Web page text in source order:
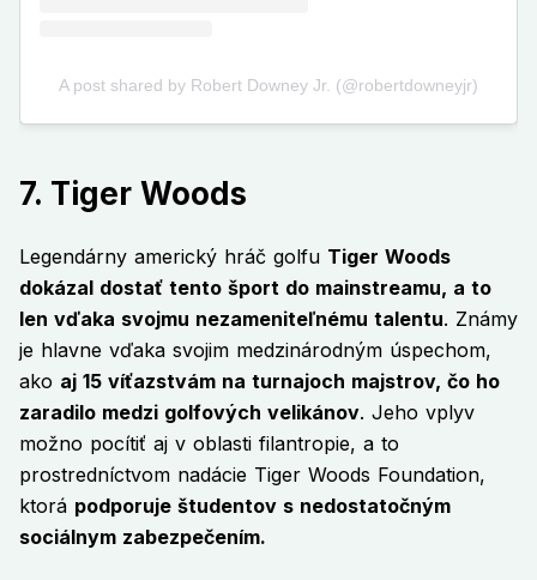
7. Tiger Woods
Legendárny americký hráč golfu Tiger Woods
dokázal dostať tento šport do mainstreamu, a to
len vďaka svojmu nezameniteľnému talentu. Známy
je hlavne vďaka svojim medzinárodným úspechom,
ako aj 15 víťazstvám na turnajoch majstrov, čo ho
zaradilo medzi golfových velikánov. Jeho vplyv
možno pocítiť aj v oblasti filantropie, a to
prostredníctvom nadácie Tiger Woods Foundation,
ktorá podporuje študentov s nedostatočným
sociálnym zabezpečením.